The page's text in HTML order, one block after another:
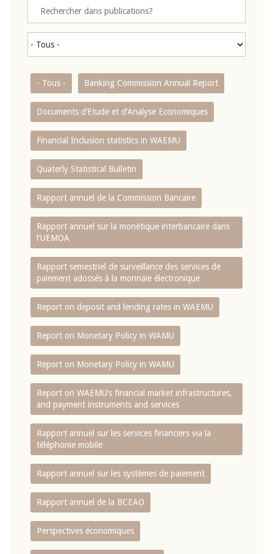
- Tous - Banking Commission Annual Report
Documents d’Etude et d’Analyse Economiques
Financial Inclusion statistics in WAEMU
Quaterly Statistical Bulletin
Rapport annuel de la Commission Bancaire
Rapport annuel sur la monétique interbancaire dans
l'UEMOA
Rapport semestriel de surveillance des services de
paiement adossés à la monnaie électronique
Report on deposit and lending rates in WAEMU
Report on Monetary Policy in WAMU
Report on Monetary Policy in WAMU
Report on WAEMU’s financial market infrastructures,
and payment instruments and services
Rapport annuel sur les services financiers via la
téléphonie mobile
Rapport annuel sur les systèmes de paiement
Rapport annuel de la BCEAO
Perspectives économiques